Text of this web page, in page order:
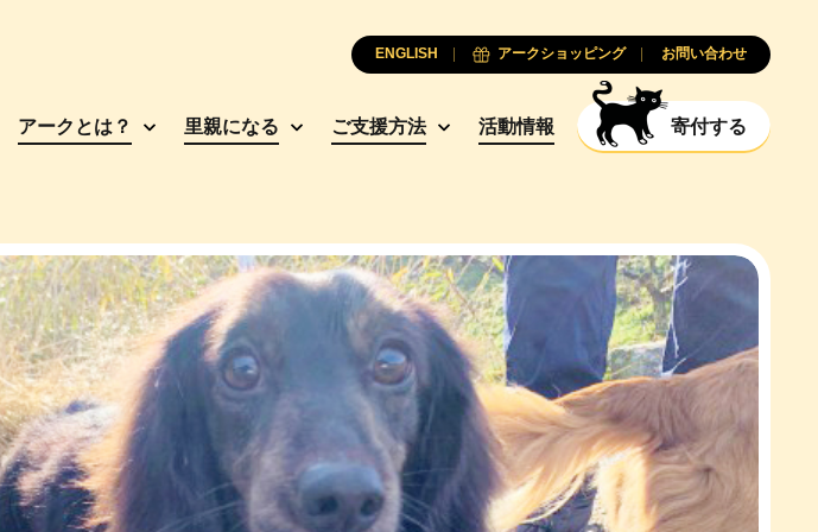
アークとは？ 里親になる ご支援方法 活動情報 寄付する
ENGLISH アークショッピング お問い合わせ